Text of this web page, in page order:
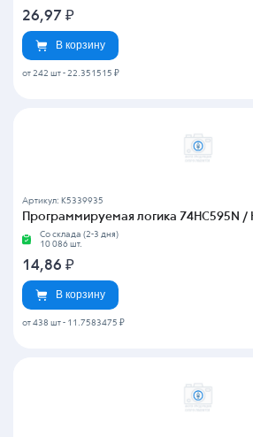
26,97 ₽
В корзину
от 242 шт - 22.351515 ₽
Артикул: K5339935
Программируемая логика 74HC595N /
Со склада (2-3 дня)
10 086 шт.
14,86 ₽
В корзину
от 438 шт - 11.7583475 ₽